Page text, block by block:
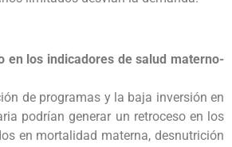
en los indicadores de salud materno-
de programas y la baja inversión en
podrían generar un retroceso en los
en mortalidad materna, desnutrición